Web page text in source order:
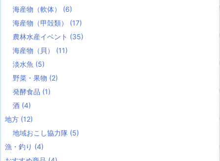
海産物（軟体） (6)
海産物（甲殻類） (17)
農林水産イベント (35)
海産物（貝） (11)
淡水魚 (5)
野菜・果物 (2)
発酵食品 (1)
酒 (4)
地方 (12)
地域おこし協力隊 (5)
漁・釣り (4)